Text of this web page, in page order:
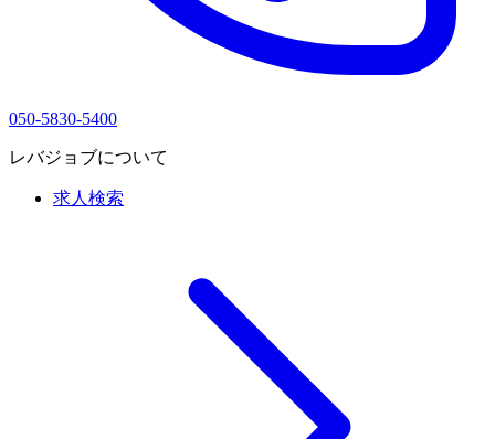
050-5830-5400
レバジョブについて
求人検索